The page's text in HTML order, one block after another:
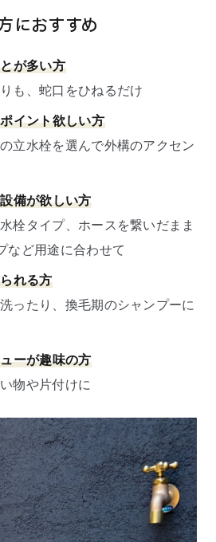
におすすめ
が多い方
も、蛇口をひねるだけ
イント欲しい方
立水栓を選んで外構のアクセン
備が欲しい方
栓タイプ、ホースを繋いだまま
など用途に合わせて
れる方
ったり、換毛期のシャンプーに
ーが趣味の方
物や片付けに